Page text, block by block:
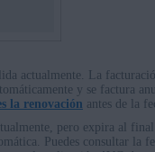
actualmente. La
y se factura
la renovación antes de la
pero expira al
Puedes consultar la